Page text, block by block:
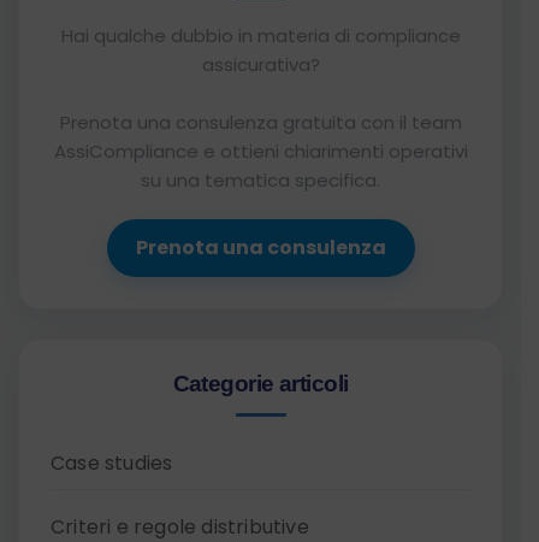
Hai qualche dubbio in materia di compliance
assicurativa?
Prenota una consulenza gratuita con il team
AssiCompliance e ottieni chiarimenti operativi
su una tematica specifica.
Prenota una consulenza
Categorie articoli
Case studies
Criteri e regole distributive